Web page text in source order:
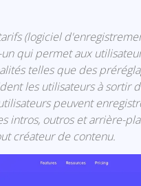
(logiciel
qui permet aux
telles que des
les utilisateurs à sortir
peuvent
intros, outros et arrière-
créateur de contenu.